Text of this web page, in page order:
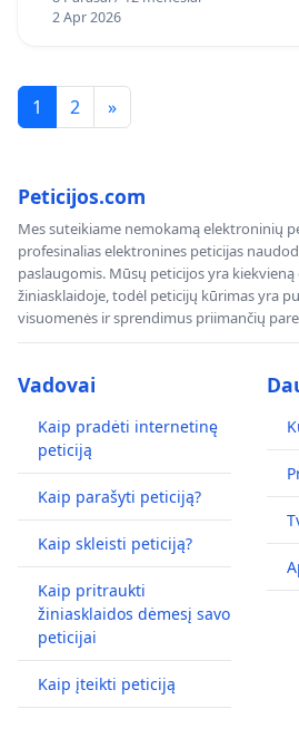
2 Apr 2026
1 2 »
Peticijos.com
Mes suteikiame nemokamą elektroninių
profesinalias elektronines peticijas
paslaugomis. Mūsų peticijos yra
žiniasklaidoje, todėl peticijų kūrimas yra
visuomenės ir sprendimus priimančių
Vadovai
Kaip pradėti internetinę
peticiją
Kaip parašyti peticiją?
Kaip skleisti peticiją?
Kaip pritraukti
žiniasklaidos dėmesį savo
peticijai
Kaip įteikti peticiją